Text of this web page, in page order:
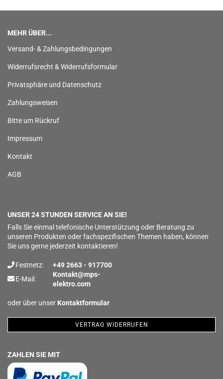
MEHR ÜBER...
Versand- & Zahlungsbedingungen
Widerrufsrecht & Widerrufsformular
Privatsphäre und Datenschutz
Zahlungsweisen
Bitte um Rückruf
Impressum
Kontakt
AGB
UNSER 24 STUNDEN SERVICE AN SIE!
Falls Sie einmal telefonische Unterstützung oder Beratung zu
unseren Produkten oder fachspezifischen Themen haben, können
Sie uns gerne jederzeit kontaktieren!
Festnetz:
+49 2663 - 917700
E-Mail:
Kontakt@mps-
elektro.com
oder über unser Kontaktformular
VERTRAG WIDERRUFEN
ZAHLEN SIE MIT